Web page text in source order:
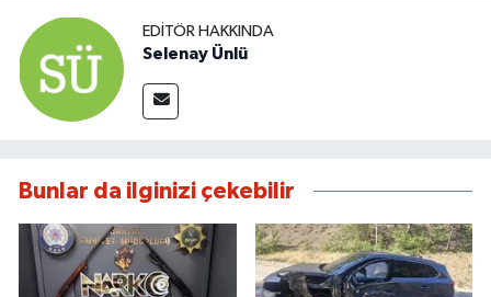
EDITÖR HAKKINDA
Selenay Ünlü
Bunlar da ilginizi çekebilir